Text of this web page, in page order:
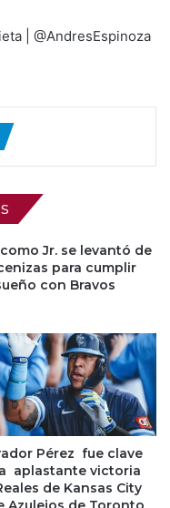
| @AndresEspinoza
Jr. se levantó de
para cumplir
con Bravos
Pérez fue clave
aplastante victoria
de Kansas City